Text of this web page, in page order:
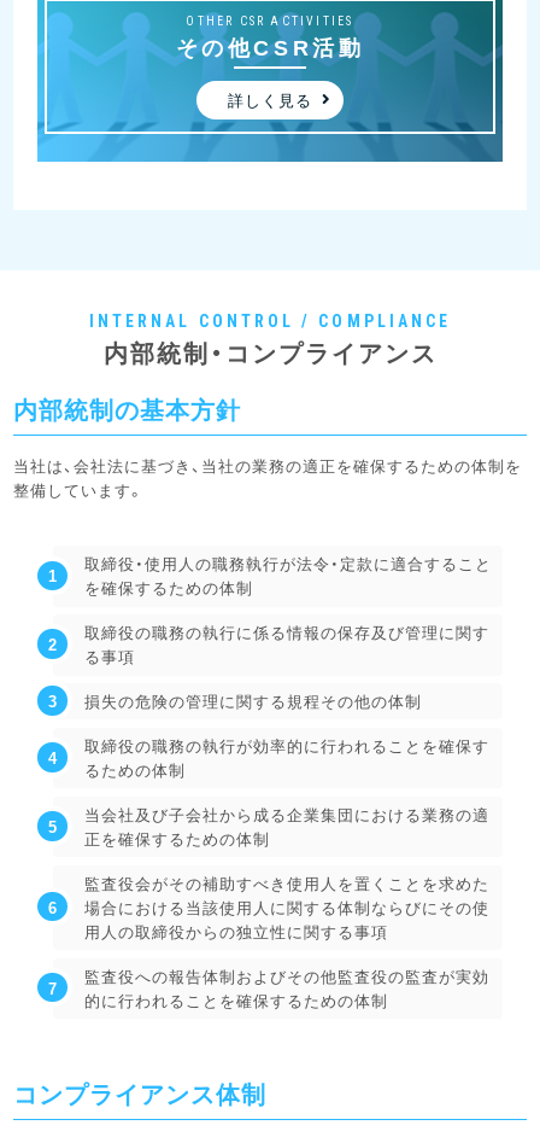
OTHER CSR ACTIVITIES
その他CSR活動
詳しく見る
INTERNAL CONTROL / COMPLIANCE
内部統制・コンプライアンス
内部統制の基本方針
当社は、会社法に基づき、当社の業務の適正を確保するための体制を
整備しています。
取締役・使用人の職務執行が法令・定款に適合すること
を確保するための体制
取締役の職務の執行に係る情報の保存及び管理に関す
る事項
損失の危険の管理に関する規程その他の体制
取締役の職務の執行が効率的に行われることを確保す
るための体制
当会社及び子会社から成る企業集団における業務の適
正を確保するための体制
監査役会がその補助すべき使用人を置くことを求めた
場合における当該使用人に関する体制ならびにその使
用人の取締役からの独立性に関する事項
監査役への報告体制およびその他監査役の監査が実効
的に行われることを確保するための体制
コンプライアンス体制